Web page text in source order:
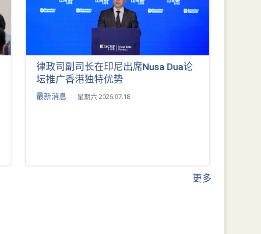
律政司副司长在印尼出席Nusa Dua论
坛推广香港独特优势
最新消息 星期六 2026.07.18
更多